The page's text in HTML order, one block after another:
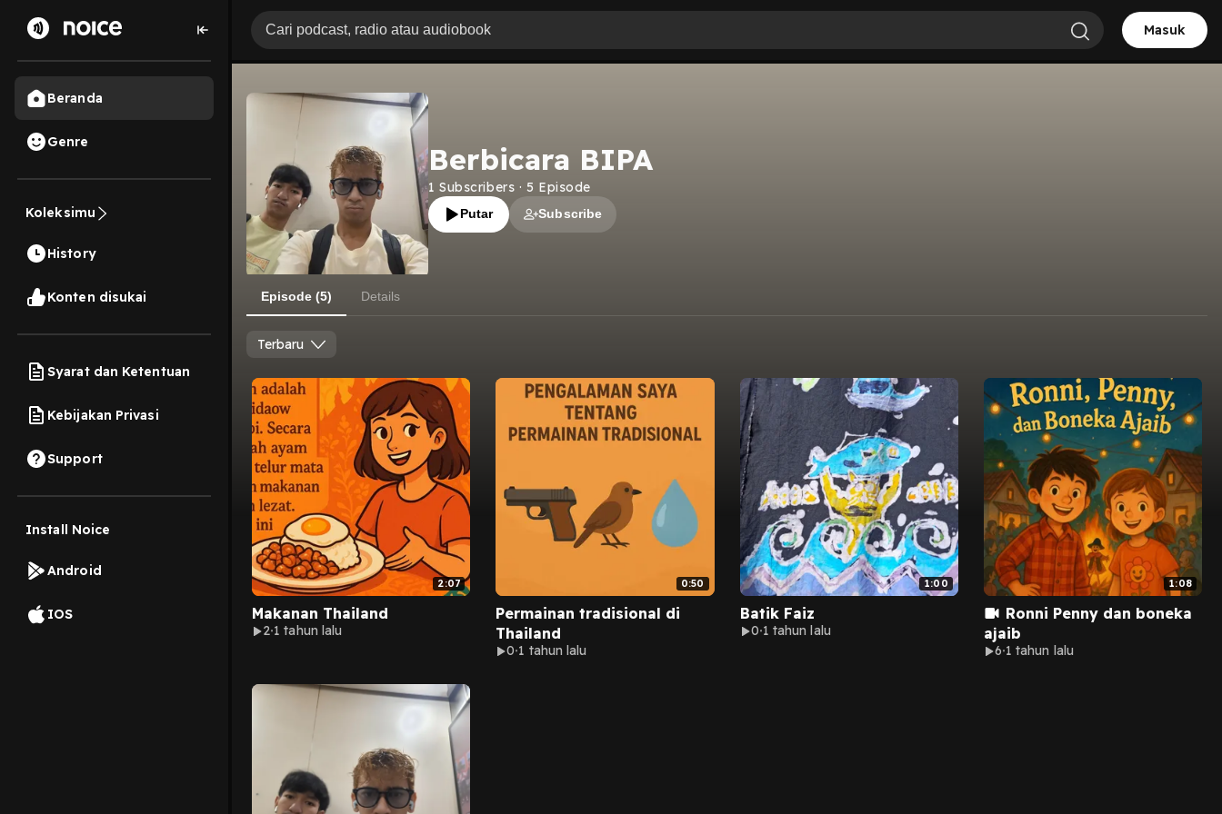
Beranda
Genre
Koleksimu
History
Konten disukai
Syarat dan Ketentuan
Kebijakan Privasi
Support
Install Noice
Android
IOS
Masuk
Berbicara BIPA
1 Subscribers · 5 Episode
Putar Subscribe
Episode (5) Details
Terbaru
2:07
Makanan Thailand
2 1 tahun lalu
0:50
Permainan tradisional di
Thailand
0 1 tahun lalu
1:00
Batik Faiz
0 1 tahun lalu
1:08
Ronni Penny dan boneka
ajaib
6 1 tahun lalu